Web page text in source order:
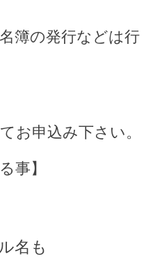
簿の発行などは行
お申込み下さい。
事】
名も